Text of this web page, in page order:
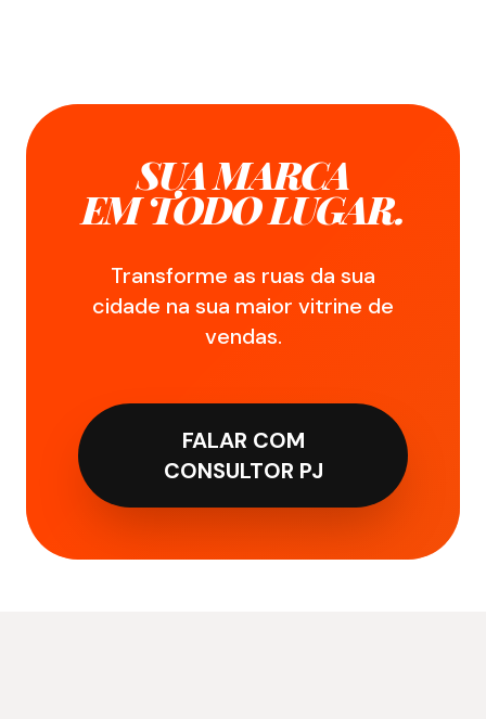
SUA MARCA
EM TODO LUGAR.
Transforme as ruas da sua
cidade na sua maior vitrine de
vendas.
FALAR COM
CONSULTOR PJ